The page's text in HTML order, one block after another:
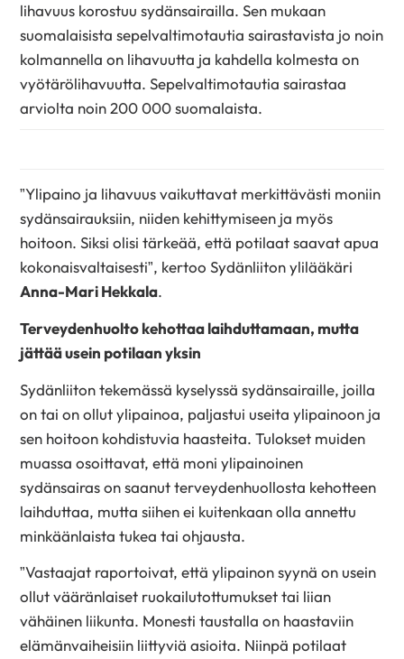
lihavuus korostuu sydänsairailla. Sen mukaan
suomalaisista sepelvaltimotautia sairastavista jo noin
kolmannella on lihavuutta ja kahdella kolmesta on
vyötärölihavuutta. Sepelvaltimotautia sairastaa
arviolta noin 200 000 suomalaista.
”Ylipaino ja lihavuus vaikuttavat merkittävästi moniin
sydänsairauksiin, niiden kehittymiseen ja myös
hoitoon. Siksi olisi tärkeää, että potilaat saavat apua
kokonaisvaltaisesti”, kertoo Sydänliiton ylilääkäri
Anna-Mari Hekkala.
Terveydenhuolto kehottaa laihduttamaan, mutta
jättää usein potilaan yksin
Sydänliiton tekemässä kyselyssä sydänsairaille, joilla
on tai on ollut ylipainoa, paljastui useita ylipainoon ja
sen hoitoon kohdistuvia haasteita. Tulokset muiden
muassa osoittavat, että moni ylipainoinen
sydänsairas on saanut terveydenhuollosta kehotteen
laihduttaa, mutta siihen ei kuitenkaan olla annettu
minkäänlaista tukea tai ohjausta.
”Vastaajat raportoivat, että ylipainon syynä on usein
ollut vääränlaiset ruokailutottumukset tai liian
vähäinen liikunta. Monesti taustalla on haastaviin
elämänvaiheisiin liittyviä asioita. Niinpä potilaat